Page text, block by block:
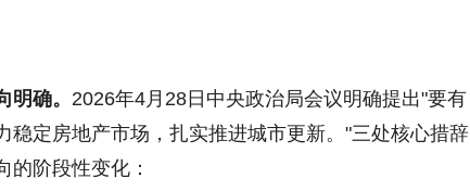
确。 2026年4月28日中央政治局会议明确提出"要有
稳定房地产市场，扎实推进城市更新。"三处核心措辞
的阶段性变化：